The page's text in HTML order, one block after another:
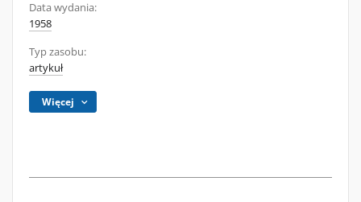
Data wydania:
1958
Typ zasobu:
artykuł
Więcej